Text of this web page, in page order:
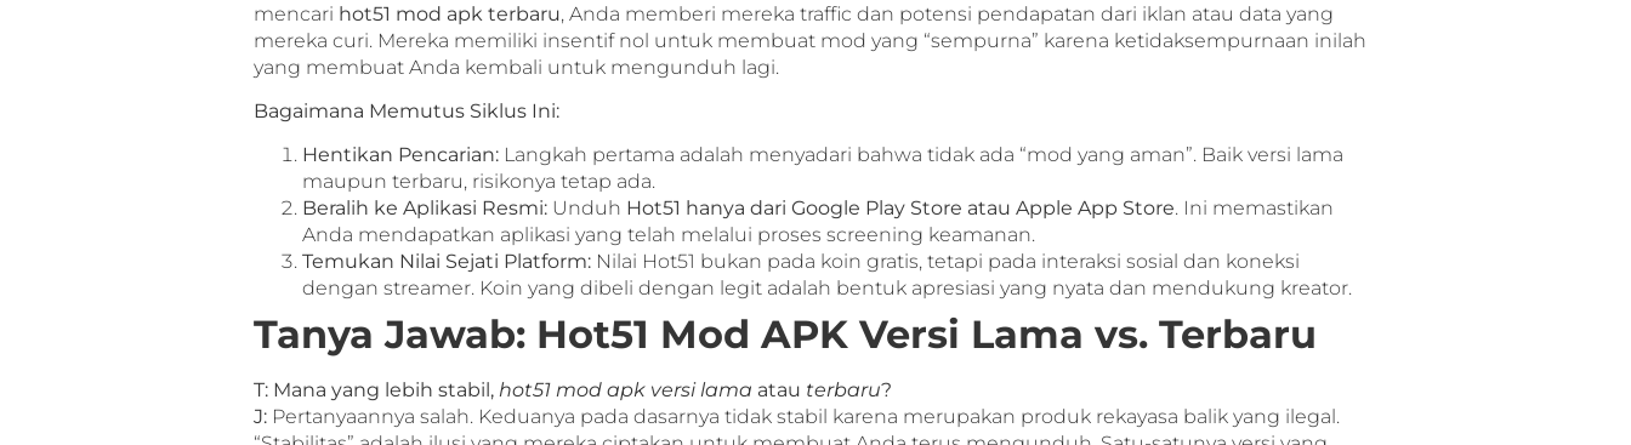
mencari hot51 mod apk terbaru, Anda memberi mereka traffic dan potensi pendapatan dari iklan atau data yang
mereka curi. Mereka memiliki insentif nol untuk membuat mod yang “sempurna” karena ketidaksempurnaan inilah
yang membuat Anda kembali untuk mengunduh lagi.
Bagaimana Memutus Siklus Ini:
Hentikan Pencarian:Langkah pertama adalah menyadari bahwa tidak ada “mod yang aman”. Baik versi lama
maupun terbaru, risikonya tetap ada.
Beralih ke Aplikasi Resmi:Unduh Hot51 hanya dari Google Play Store atau Apple App Store. Ini memastikan
Anda mendapatkan aplikasi yang telah melalui proses screening keamanan.
Temukan Nilai Sejati Platform:Nilai Hot51 bukan pada koin gratis, tetapi pada interaksi sosial dan koneksi
dengan streamer. Koin yang dibeli dengan legit adalah bentuk apresiasi yang nyata dan mendukung kreator.
Tanya Jawab: Hot51 Mod APK Versi Lama vs. Terbaru
T: Mana yang lebih stabil, hot51 mod apk versi lama atau terbaru?
J:Pertanyaannya salah. Keduanya pada dasarnya tidak stabil karena merupakan produk rekayasa balik yang ilegal.